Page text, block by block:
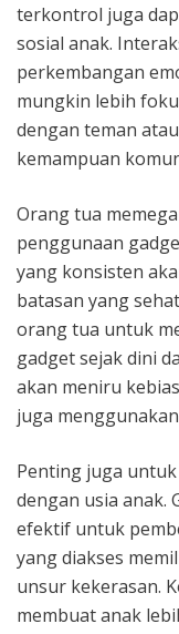
terkontrol juga
sosial anak.
perkembangan
mungkin lebih
dengan teman
kemampuan
Orang tua
penggunaan
yang konsisten
batasan yang
orang tua untuk
gadget sejak dini
akan meniru
juga
Penting juga
dengan usia anak.
efektif untuk
yang diakses
unsur kekerasan.
membuat anak